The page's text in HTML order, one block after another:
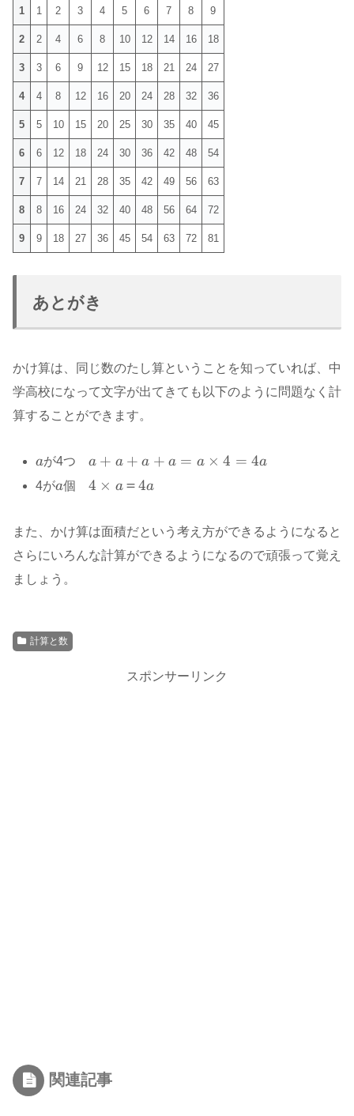
1 1 2 3 4 5 6 7 8 9
2 2 4 6 8 10 12 14 16 18
3 3 6 9 12 15 18 21 24 27
4 4 8 12 16 20 24 28 32 36
5 5 10 15 20 25 30 35 40 45
6 6 12 18 24 30 36 42 48 54
7 7 14 21 28 35 42 49 56 63
8 8 16 24 32 40 48 56 64 72
9 9 18 27 36 45 54 63 72 81
あとがき
かけ算は、同じ数のたし算ということを知っていれば、中
学高校になって文字が出てきても以下のように問題なく計
算することができます。
a
aが4つa+a+a+a=a×4=4a
a + a + a + a = a × 4 = 4a
4がa
a個4×a
4 × a＝4a
また、かけ算は面積だという考え方ができるようになると
さらにいろんな計算ができるようになるので頑張って覚え
ましょう。
計算と数
スポンサーリンク
関連記事